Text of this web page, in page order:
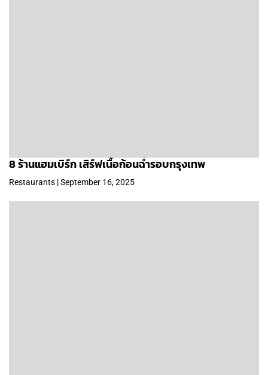
8 ร้านแฮมเบิร์ก เสิร์ฟเนื้อก้อนฉ่ำรอบกรุงเทพ
Restaurants | September 16, 2025